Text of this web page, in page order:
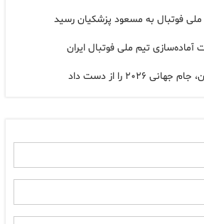
آماده‌سازی تیم ملی فوتبال ایران
۲۰۲۶ را از دست داد